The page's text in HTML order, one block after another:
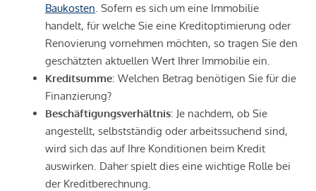
Baukosten . Sofern es sich um eine Immobilie
handelt, für welche Sie eine Kreditoptimierung oder
Renovierung vornehmen möchten, so tragen Sie den
geschätzten aktuellen Wert Ihrer Immobilie ein.
Kreditsumme: Welchen Betrag benötigen Sie für die
Finanzierung?
Beschäftigungsverhältnis: Je nachdem, ob Sie
angestellt, selbstständig oder arbeitssuchend sind,
wird sich das auf Ihre Konditionen beim Kredit
auswirken. Daher spielt dies eine wichtige Rolle bei
der Kreditberechnung.